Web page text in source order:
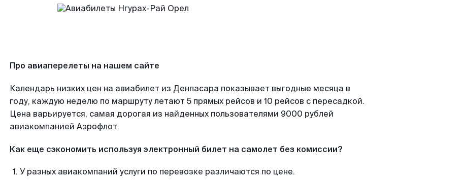
Про авиаперелеты на нашем сайте
Календарь низких цен на авиабилет из Денпасара показывает выгодные месяца в
году, каждую неделю по маршруту летают 5 прямых рейсов и 10 рейсов с пересадкой.
Цена варьируется, самая дорогая из найденных пользователями 9000 рублей
авиакомпанией Аэрофлот.
Как еще сэкономить используя электронный билет на самолет без комиссии?
У разных авиакомпаний услуги по перевозке различаются по цене.